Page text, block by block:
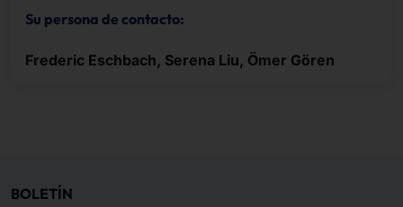
Su persona de contacto:
Frederic Eschbach, Serena Liu, Ömer Gören
BOLETÍN